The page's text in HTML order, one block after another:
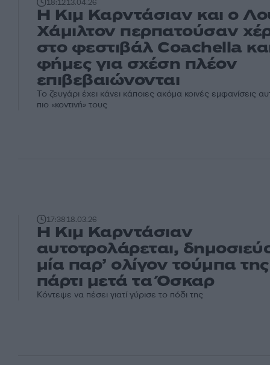
18:1213.04.26
Η Κιμ Καρντάσιαν και ο
Χάμιλτον περπατούσαν
στο φεστιβάλ Coachella
φήμες για σχέση πλέον
επιβεβαιώνονται
Το ζευγάρι έχει κάνει κάποιες ακόμα κοινές εμφανίσεις
πιο «κοντινή» τους
17:3818.03.26
Η Κιμ Καρντάσιαν
αυτοτρολάρεται,
μία παρ’ ολίγον τούμπα
πάρτι μετά τα Όσκαρ
Κόντεψε να πέσει γιατί γύρισε το πόδι της